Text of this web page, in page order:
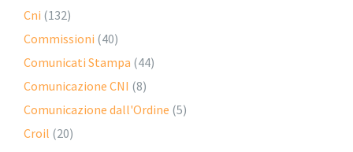
Cni (132)
Commissioni (40)
Comunicati Stampa (44)
Comunicazione CNI (8)
Comunicazione dall'Ordine (5)
Croil (20)